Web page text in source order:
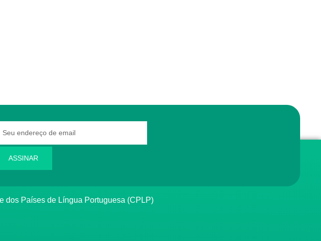
ASSINAR
dos Países de Língua Portuguesa (CPLP)